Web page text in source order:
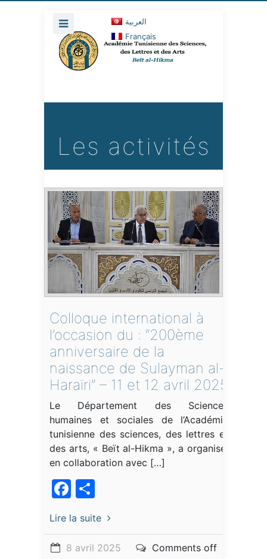
العربية
Français
Les activités
Colloque international à
l’occasion du : “200ème
anniversaire de la
naissance de Sulayman al-
Haraïri” – 11 et 12 avril 2025
Le Département des Sciences
humaines et sociales de l’Académie
tunisienne des sciences, des lettres et
des arts, « Beït al-Hikma », a organisé,
en collaboration avec […]
Facebook
Lire la suite
8 avril 2025
Comments off